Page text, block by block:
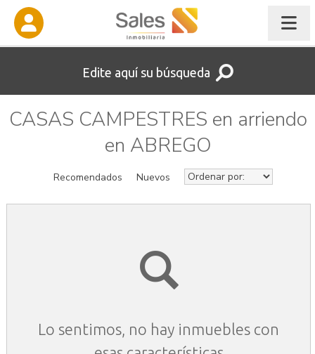
Edite aquí su búsqueda
CASAS CAMPESTRES en arriendo
en ABREGO
Recomendados Nuevos
Lo sentimos, no hay inmuebles con